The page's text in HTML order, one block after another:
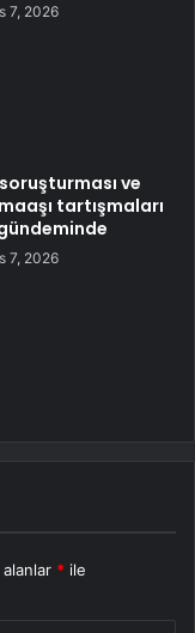
7, 2026
ve
tartışmaları
7, 2026
* ile